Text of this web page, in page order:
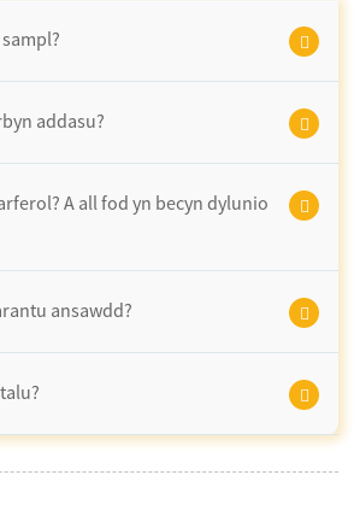
addasu?
A all fod yn becyn dylunio
ansawdd?